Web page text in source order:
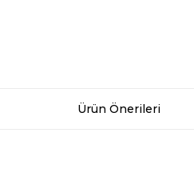
Ürün Önerileri